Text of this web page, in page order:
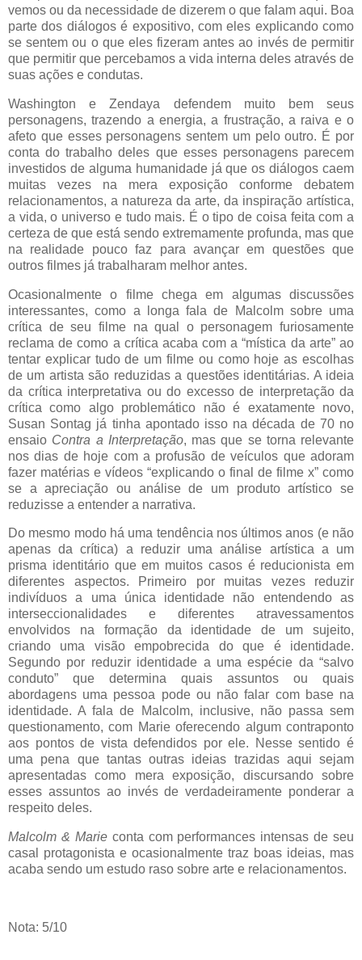
vemos ou da necessidade de dizerem o que falam aqui. Boa
parte dos diálogos é expositivo, com eles explicando como
se sentem ou o que eles fizeram antes ao invés de permitir
que permitir que percebamos a vida interna deles através de
suas ações e condutas.
Washington e Zendaya defendem muito bem seus
personagens, trazendo a energia, a frustração, a raiva e o
afeto que esses personagens sentem um pelo outro. É por
conta do trabalho deles que esses personagens parecem
investidos de alguma humanidade já que os diálogos caem
muitas vezes na mera exposição conforme debatem
relacionamentos, a natureza da arte, da inspiração artística,
a vida, o universo e tudo mais. É o tipo de coisa feita com a
certeza de que está sendo extremamente profunda, mas que
na realidade pouco faz para avançar em questões que
outros filmes já trabalharam melhor antes.
Ocasionalmente o filme chega em algumas discussões
interessantes, como a longa fala de Malcolm sobre uma
crítica de seu filme na qual o personagem furiosamente
reclama de como a crítica acaba com a “mística da arte” ao
tentar explicar tudo de um filme ou como hoje as escolhas
de um artista são reduzidas a questões identitárias. A ideia
da crítica interpretativa ou do excesso de interpretação da
crítica como algo problemático não é exatamente novo,
Susan Sontag já tinha apontado isso na década de 70 no
ensaio Contra a Interpretação, mas que se torna relevante
nos dias de hoje com a profusão de veículos que adoram
fazer matérias e vídeos “explicando o final de filme x” como
se a apreciação ou análise de um produto artístico se
reduzisse a entender a narrativa.
Do mesmo modo há uma tendência nos últimos anos (e não
apenas da crítica) a reduzir uma análise artística a um
prisma identitário que em muitos casos é reducionista em
diferentes aspectos. Primeiro por muitas vezes reduzir
indivíduos a uma única identidade não entendendo as
interseccionalidades e diferentes atravessamentos
envolvidos na formação da identidade de um sujeito,
criando uma visão empobrecida do que é identidade.
Segundo por reduzir identidade a uma espécie da “salvo
conduto” que determina quais assuntos ou quais
abordagens uma pessoa pode ou não falar com base na
identidade. A fala de Malcolm, inclusive, não passa sem
questionamento, com Marie oferecendo algum contraponto
aos pontos de vista defendidos por ele. Nesse sentido é
uma pena que tantas outras ideias trazidas aqui sejam
apresentadas como mera exposição, discursando sobre
esses assuntos ao invés de verdadeiramente ponderar a
respeito deles.
Malcolm & Marie conta com performances intensas de seu
casal protagonista e ocasionalmente traz boas ideias, mas
acaba sendo um estudo raso sobre arte e relacionamentos.
Nota: 5/10